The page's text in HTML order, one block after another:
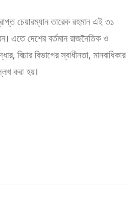
চেয়ারম্যান তারেক রহমান এই ৩১
এতে দেশের বর্তমান রাজনৈতিক ও
বিচার বিভাগের স্বাধীনতা, মানবাধিকার
করা হয়।